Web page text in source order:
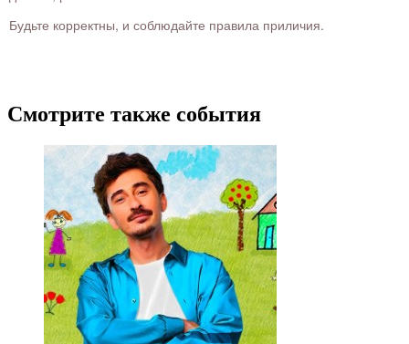
Будьте корректны, и соблюдайте правила приличия.
Смотрите также события